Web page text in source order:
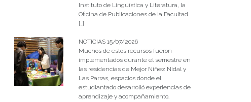
Instituto de Lingüística y Literatura, la
Oficina de Publicaciones de la Facultad
[…]
NOTICIAS 15/07/2026
Muchos de estos recursos fueron
implementados durante el semestre en
las residencias de Mejor Niñez Nidal y
Las Parras, espacios donde el
estudiantado desarrolló experiencias de
aprendizaje y acompañamiento.